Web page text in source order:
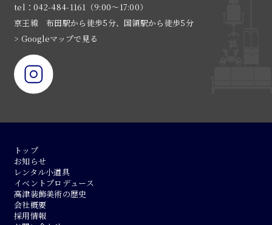
tel：042-484-1161（9:00〜17:00）
京王線 布田駅から徒歩5分、国領駅から徒歩5分
> Googleマップで見る
トップ
お知らせ
レンタル小道具
イベントプロデュース
高津装飾美術の歴史
会社概要
採用情報